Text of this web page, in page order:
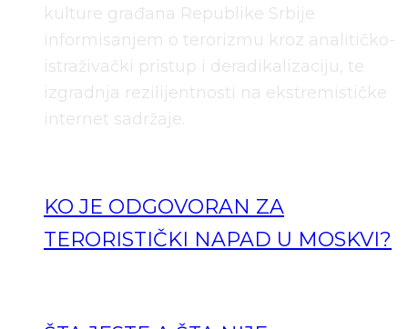
kulture građana Republike Srbije
informisanjem o terorizmu kroz analitičko-
istraživački pristup i deradikalizaciju, te
izgradnja rezilijentnosti na ekstremističke
internet sadržaje.
KO JE ODGOVORAN ZA
TERORISTIČKI NAPAD U MOSKVI?